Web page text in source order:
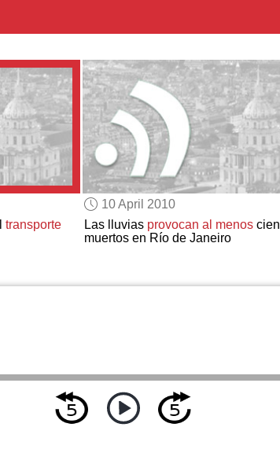
transporte
10 April 2010
Las lluvias provocan al menoscien
muertos en Río de Janeiro